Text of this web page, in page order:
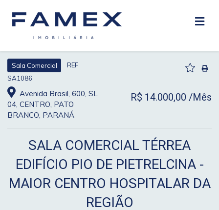
Sala Comercial
REF
SA1086
Avenida Brasil, 600, SL
04, CENTRO, PATO
BRANCO, PARANÁ
R$ 14.000,00 /Mês
SALA COMERCIAL TÉRREA
EDIFÍCIO PIO DE PIETRELCINA -
MAIOR CENTRO HOSPITALAR DA
REGIÃO